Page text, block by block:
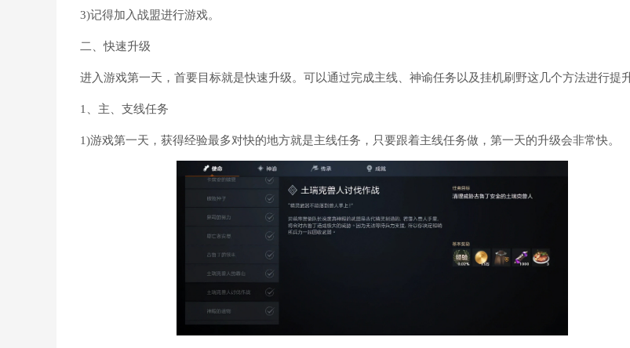
3)记得加入战盟进行游戏。
二、快速升级
进入游戏第一天，首要目标就是快速升级。可以通过完成主线、神谕任务以及挂机刷野这几个方法进行提升
1、主、支线任务
1)游戏第一天，获得经验最多对快的地方就是主线任务，只要跟着主线任务做，第一天的升级会非常快。